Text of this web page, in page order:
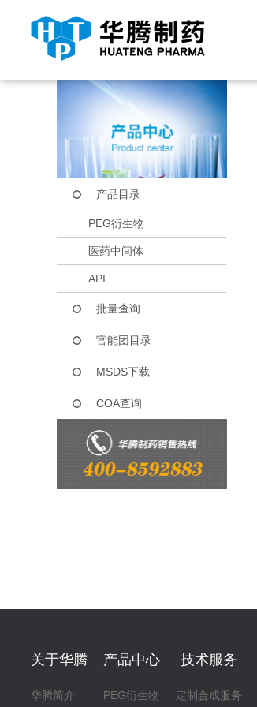
当前位置： 首页 产品中心
产品目录
PEG衍生物
医药中间体
API
批量查询
官能团目录
MSDS下载
COA查询
关于华腾
华腾简介
产品中心
PEG衍生物
技术服务
定制合成服务